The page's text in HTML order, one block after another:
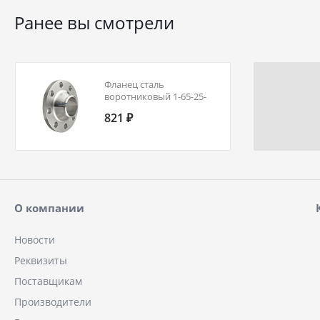
Ранее вы смотрели
Фланец сталь
воротниковый 1-65-25-
65 Ру 25
821 ₽
О компании
Новости
Реквизиты
Поставщикам
Производители